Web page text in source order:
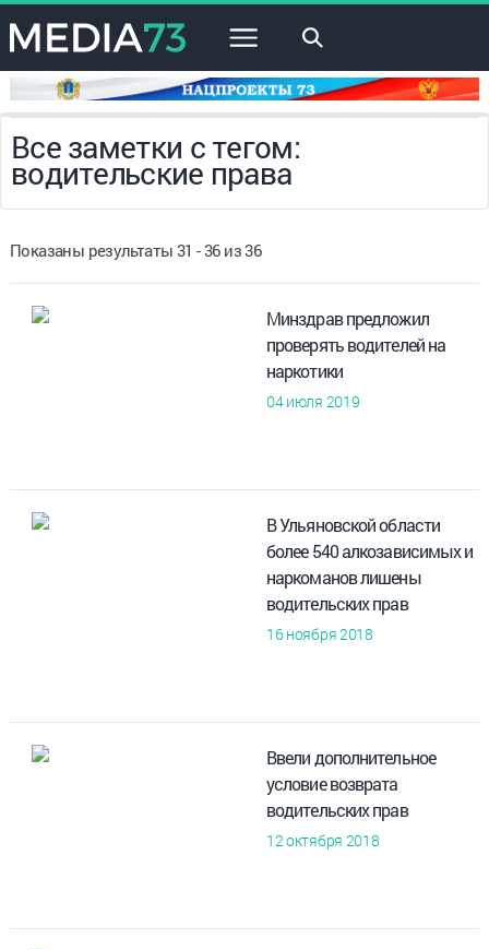
×
Все заметки с тегом:
водительские права
Показаны результаты 31 - 36 из 36
Минздрав предложил
проверять водителей на
наркотики
04 июля 2019
В Ульяновской области
более 540 алкозависимых и
наркоманов лишены
водительских прав
16 ноября 2018
Ввели дополнительное
условие возврата
водительских прав
12 октября 2018